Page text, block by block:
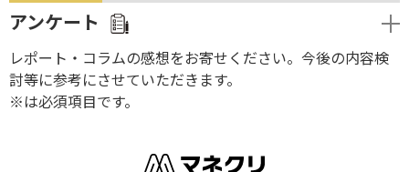
アンケート
レポート・コラムの感想をお寄せください。今後の内容検
討等に参考にさせていただきます。
※は必須項目です。